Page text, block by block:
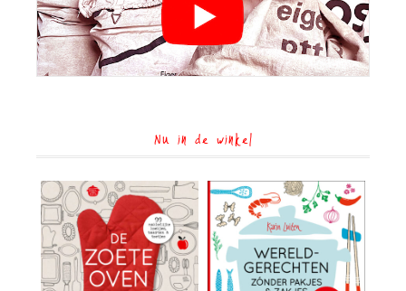
Nu in de winkel